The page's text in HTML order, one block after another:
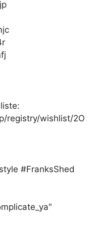
registry/wishlist/2O
#FranksShed